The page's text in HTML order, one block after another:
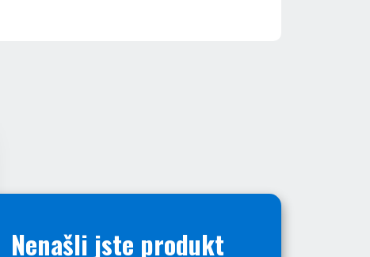
Nenašli jste produkt